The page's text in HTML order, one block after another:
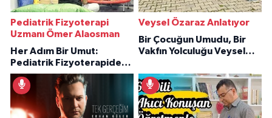
Pediatrik Fizyoterapi
Uzmanı Ömer Alaosman
Her Adım Bir Umut:
Pediatrik Fizyoterapiden
İlham Veren Hikâyeler
Veysel Özaraz Anlatıyor
Bir Çocuğun Umudu, Bir
Vakfın Yolculuğu Veysel